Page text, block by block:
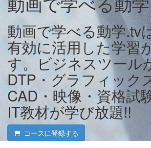
動画で学べる動学.tv
有効に活用した学習
す。ビジネスツール
DTP・グラフィック
CAD・映像・資格試
IT教材が学び放題!!
コースに登録する